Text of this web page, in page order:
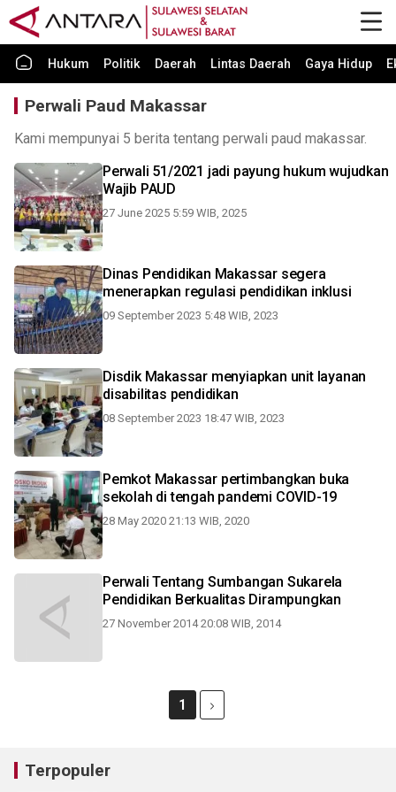
Hukum Politik Daerah Lintas Daerah Gaya Hidup
Perwali Paud Makassar
Kami mempunyai 5 berita tentang perwali paud makassar.
Perwali 51/2021 jadi payung hukum wujudkan
Wajib PAUD
27 June 2025 5:59 WIB, 2025
Dinas Pendidikan Makassar segera
menerapkan regulasi pendidikan inklusi
09 September 2023 5:48 WIB, 2023
Disdik Makassar menyiapkan unit layanan
disabilitas pendidikan
08 September 2023 18:47 WIB, 2023
Pemkot Makassar pertimbangkan buka
sekolah di tengah pandemi COVID-19
28 May 2020 21:13 WIB, 2020
Perwali Tentang Sumbangan Sukarela
Pendidikan Berkualitas Dirampungkan
27 November 2014 20:08 WIB, 2014
1
Terpopuler